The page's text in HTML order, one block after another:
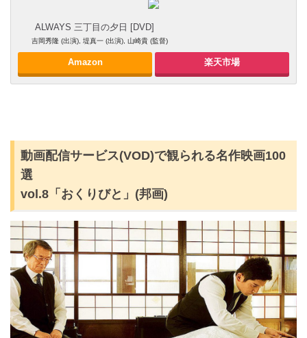
ALWAYS 三丁目の夕日 [DVD]
吉岡秀隆 (出演), 堤真一 (出演), 山崎貴 (監督)
Amazon 楽天市場
動画配信サービス(VOD)で観られる名作映画100
選
vol.8「おくりびと」(邦画)